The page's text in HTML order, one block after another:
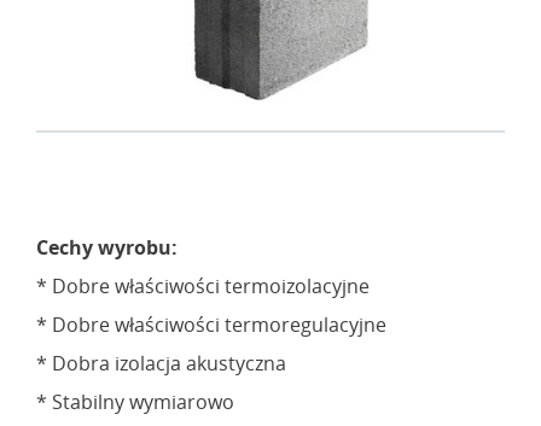
Cechy wyrobu:
* Dobre właściwości termoizolacyjne
* Dobre właściwości termoregulacyjne
* Dobra izolacja akustyczna
* Stabilny wymiarowo